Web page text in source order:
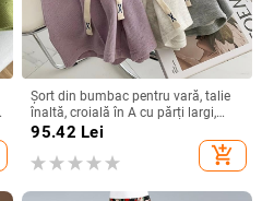
Șort din bumbac pentru vară, talie
înaltă, croială în A cu părți largi,
lungime capri, casual, stil urban
95.42 Lei
add_shopping_cart